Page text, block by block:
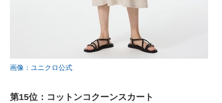
画像：ユニクロ公式
第15位：コットンコクーンスカート